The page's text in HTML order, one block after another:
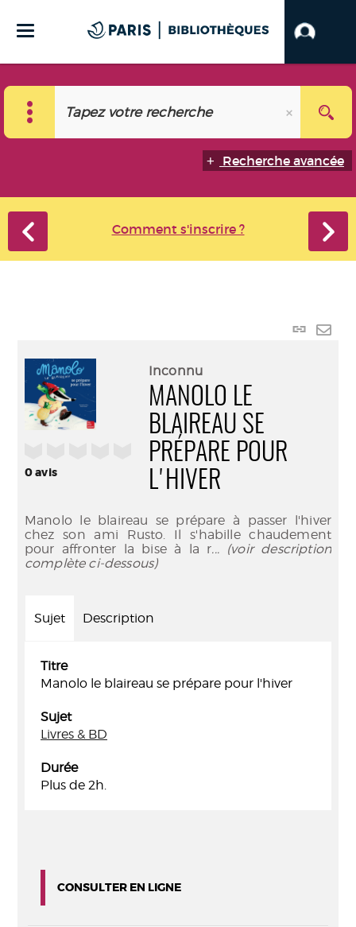
Recherche avancée
Comment s'inscrire ?
Lien
0avis
Inconnu
MANOLO LE
BLAIREAU SE
PRÉPARE POUR
L'HIVER
Manolo le blaireau se prépare à passer l'hiver
chez son ami Rusto. Il s'habille chaudement
pour affronter la bise à la r... (voir description
complète ci-dessous)
Sujet Description
Titre
Manolo le blaireau se prépare pour l'hiver
Sujet
Livres & BD
Durée
Plus de 2h.
CONSULTER EN LIGNE